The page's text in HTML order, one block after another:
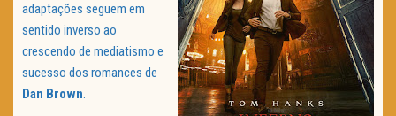
adaptações seguem em
sentido inverso ao
crescendo de mediatismo e
sucesso dos romances de
Dan Brown.